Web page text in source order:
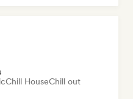
Chill HouseChill out